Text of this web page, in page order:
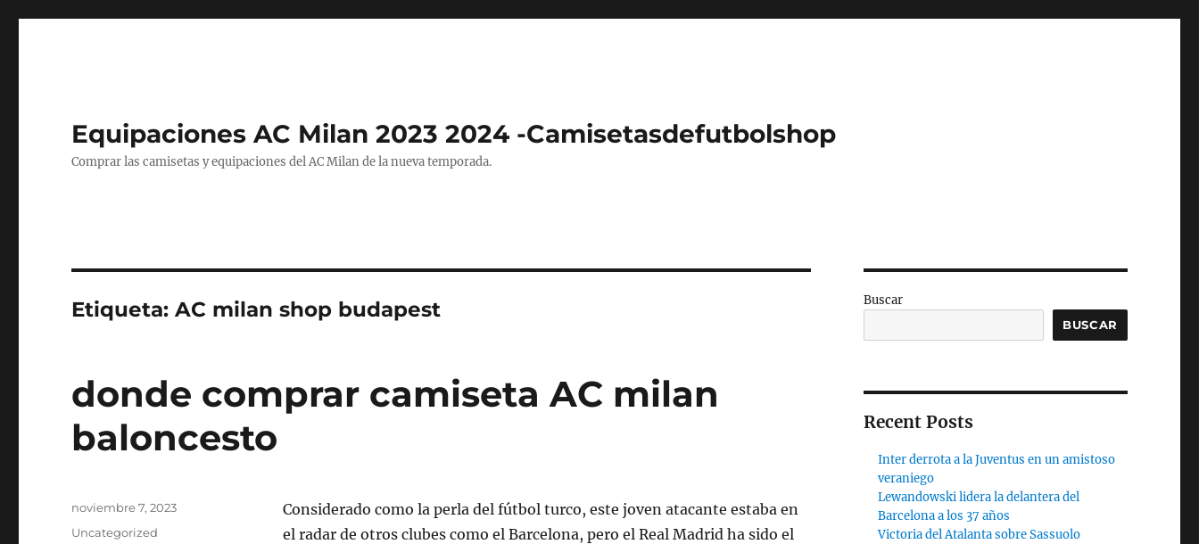
Equipaciones AC Milan 2023 2024 -Camisetasdefutbolshop
Comprar las camisetas y equipaciones del AC Milan de la nueva temporada.
Etiqueta:AC milan shop budapest
donde comprar camiseta AC milan
baloncesto
Considerado como la perla del fútbol turco, este joven atacante estaba en
el radar de otros clubes como el Barcelona, pero el Real Madrid ha sido el
Publicado
noviembre 7, 2023
Categorías
Uncategorized
Buscar
BUSCAR
Recent Posts
Inter derrota a la Juventus en un amistoso
veraniego
Lewandowski lidera la delantera del
Barcelona a los 37 años
Victoria del Atalanta sobre Sassuolo